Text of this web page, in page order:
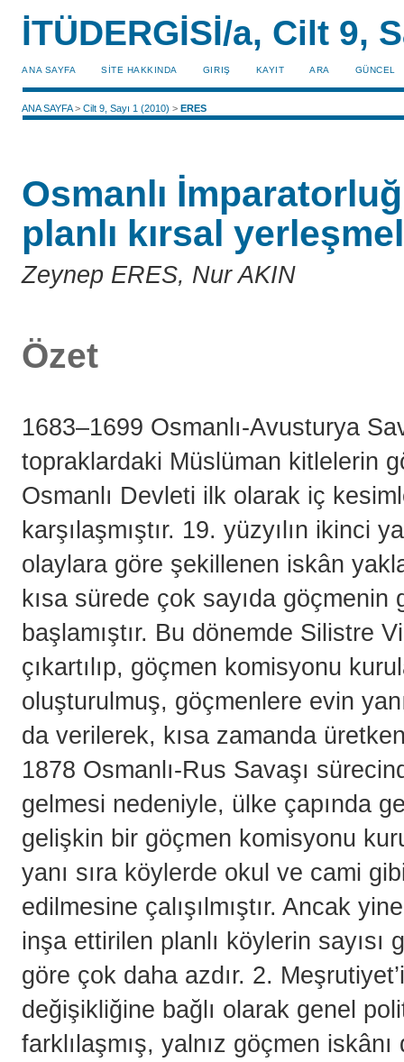
İTÜDERGİSİ/a, Cilt 9,
ANA SAYFA SİTE HAKKINDA GIRIŞ KAYIT ARA GÜNCEL
ANA SAYFA>Cilt 9, Sayı 1 (2010) >ERES
Osmanlı
planlı kırsal
Zeynep ERES, Nur AKIN
Özet
1683–1699 Osmanlı-Avusturya
topraklardaki Müslüman kitlelerin
Osmanlı Devleti ilk olarak iç
karşılaşmıştır. 19. yüzyılın ikinci
olaylara göre şekillenen iskân
kısa sürede çok sayıda
başlamıştır. Bu dönemde Silistre
çıkartılıp, göçmen komisyonu
oluşturulmuş, göçmenlere evin
da verilerek, kısa zamanda
1878 Osmanlı-Rus Savaşı
gelmesi nedeniyle, ülke çapında
gelişkin bir göçmen komisyonu
yanı sıra köylerde okul ve cami
edilmesine çalışılmıştır. Ancak
inşa ettirilen planlı köylerin sayısı
göre çok daha azdır. 2.
değişikliğine bağlı olarak genel
farklılaşmış, yalnız göçmen